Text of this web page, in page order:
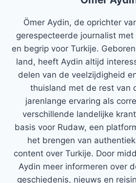
Ömer Aydin, de oprichter
gerespecteerde journalist
en begrip voor Turkije.
land, heeft Aydin altijd
delen van de veelzijdigheid
thuisland met de rest van
jarenlange ervaring als
verschillende landelijke
basis voor Rudaw, een
het brengen van
content over Turkije. Door
Aydin meer informeren over
geschiedenis, nieuws en